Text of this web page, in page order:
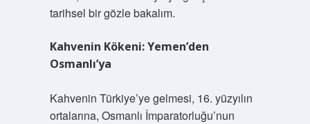
tarihsel bir gözle bakalım.
Kahvenin Kökeni: Yemen’den
Osmanlı’ya
Kahvenin Türkiye’ye gelmesi, 16. yüzyılın
ortalarına, Osmanlı İmparatorluğu’nun